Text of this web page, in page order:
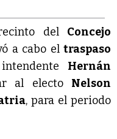
del Concejo
a cabo el traspaso
Hernán
al electo Nelson
, para el periodo